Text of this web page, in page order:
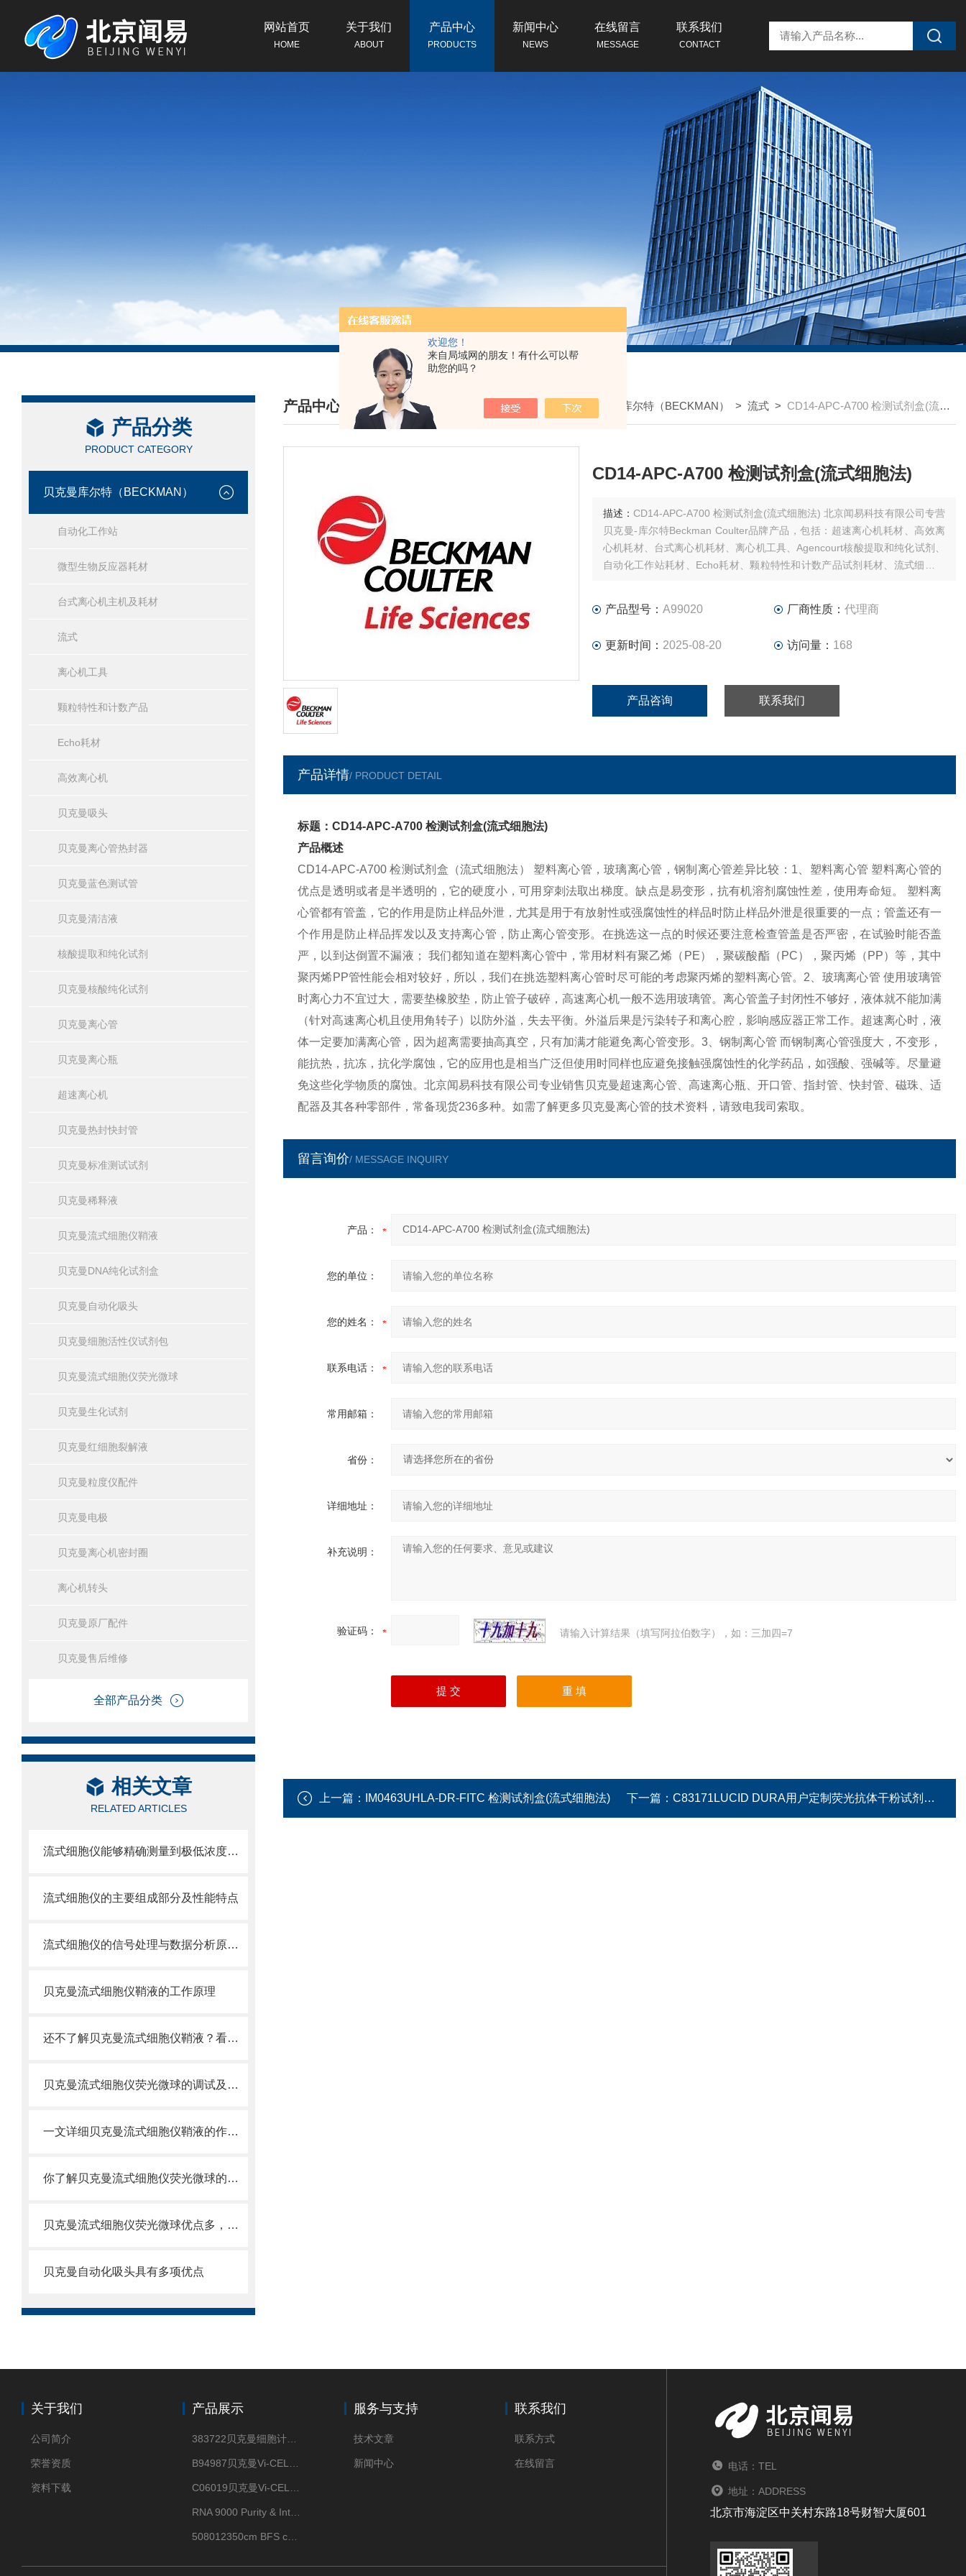
欢迎您！
来自局域网的朋友！有什么可以帮
助您的吗？
网站首页
HOME
关于我们
ABOUT
产品中心
PRODUCTS
新闻中心
NEWS
在线留言
MESSAGE
联系我们
CONTACT
产品分类
PRODUCT CATEGORY
贝克曼库尔特（BECKMAN）
自动化工作站
微型生物反应器耗材
台式离心机主机及耗材
流式
离心机工具
颗粒特性和计数产品
Echo耗材
高效离心机
贝克曼吸头
贝克曼离心管热封器
贝克曼蓝色测试管
贝克曼清洁液
核酸提取和纯化试剂
贝克曼核酸纯化试剂
贝克曼离心管
贝克曼离心瓶
超速离心机
贝克曼热封快封管
贝克曼标准测试试剂
贝克曼稀释液
贝克曼流式细胞仪鞘液
贝克曼DNA纯化试剂盒
贝克曼自动化吸头
贝克曼细胞活性仪试剂包
贝克曼流式细胞仪荧光微球
贝克曼生化试剂
贝克曼红细胞裂解液
贝克曼粒度仪配件
贝克曼电极
贝克曼离心机密封圈
离心机转头
贝克曼原厂配件
贝克曼售后维修
全部产品分类
相关文章
RELATED ARTICLES
流式细胞仪能够精确测量到极低浓度的标记物
流式细胞仪的主要组成部分及性能特点
流式细胞仪的信号处理与数据分析原理分析
贝克曼流式细胞仪鞘液的工作原理
还不了解贝克曼流式细胞仪鞘液？看这里就对了！
贝克曼流式细胞仪荧光微球的调试及使用
一文详细贝克曼流式细胞仪鞘液的作用原理
你了解贝克曼流式细胞仪荧光微球的制备之怎样的吗
贝克曼流式细胞仪荧光微球优点多，实用效果好
贝克曼自动化吸头具有多项优点
产品中心
/ PRODUCTS CENTER
首页> 产品中心> 贝克曼库尔特（BECKMAN） >流式 > CD14-APC-A700 检测试剂盒(流式细胞法)
CD14-APC-A700 检测试剂盒(流式细胞法)
描述： CD14-APC-A700 检测试剂盒(流式细胞法) 北京闻易科技有限公司专营
贝克曼-库尔特Beckman Coulter品牌产品，包括：超速离心机耗材、高效离
心机耗材、台式离心机耗材、离心机工具、Agencourt核酸提取和纯化试剂、
自动化工作站耗材、Echo耗材、颗粒特性和计数产品试剂耗材、流式细胞仪
产品型号： A99020 厂商性质： 代理商
更新时间： 2025-08-20 访问量： 168
产品咨询 联系我们
产品详情/ PRODUCT DETAIL
标题：CD14-APC-A700 检测试剂盒(流式细胞法)
产品概述
CD14-APC-A700 检测试剂盒（流式细胞法） 塑料离心管，玻璃离心管，钢制离心管差异比较：1、塑料离心管 塑料离心管的
优点是透明或者是半透明的，它的硬度小，可用穿刺法取出梯度。缺点是易变形，抗有机溶剂腐蚀性差，使用寿命短。 塑料离
心管都有管盖，它的作用是防止样品外泄，尤其是用于有放射性或强腐蚀性的样品时防止样品外泄是很重要的一点；管盖还有一
个作用是防止样品挥发以及支持离心管，防止离心管变形。在挑选这一点的时候还要注意检查管盖是否严密，在试验时能否盖
严，以到达倒置不漏液； 我们都知道在塑料离心管中，常用材料有聚乙烯（PE），聚碳酸酯（PC），聚丙烯（PP）等，其中
聚丙烯PP管性能会相对较好，所以，我们在挑选塑料离心管时尽可能的考虑聚丙烯的塑料离心管。2、玻璃离心管 使用玻璃管
时离心力不宜过大，需要垫橡胶垫，防止管子破碎，高速离心机一般不选用玻璃管。离心管盖子封闭性不够好，液体就不能加满
（针对高速离心机且使用角转子）以防外溢，失去平衡。外溢后果是污染转子和离心腔，影响感应器正常工作。超速离心时，液
体一定要加满离心管，因为超离需要抽高真空，只有加满才能避免离心管变形。3、钢制离心管 而钢制离心管强度大，不变形，
能抗热，抗冻，抗化学腐蚀，它的应用也是相当广泛但使用时同样也应避免接触强腐蚀性的化学药品，如强酸、强碱等。尽量避
免这些化学物质的腐蚀。北京闻易科技有限公司专业销售贝克曼超速离心管、高速离心瓶、开口管、指封管、快封管、磁珠、适
配器及其各种零部件，常备现货236多种。如需了解更多贝克曼离心管的技术资料，请致电我司索取。
留言询价/ MESSAGE INQUIRY
产品：
您的单位：
您的姓名：
联系电话：
常用邮箱：
省份：
详细地址：
补充说明：
验证码： 请输入计算结果（填写阿拉伯数字），如：三加四=7
上一篇： IM0463UHLA-DR-FITC 检测试剂盒(流式细胞法) 下一篇： C83171LUCID DURA用户定制荧光抗体干粉试剂
关于我们
公司简介
荣誉资质
资料下载
产品展示 服务与支持
技术文章
新闻中心
联系我们
联系方式
在线留言 电话：TEL
地址：ADDRESS
北京市海淀区中关村东路18号财智大厦601